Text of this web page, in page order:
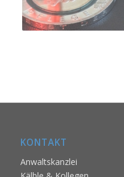
KONTAKT
Anwaltskanzlei